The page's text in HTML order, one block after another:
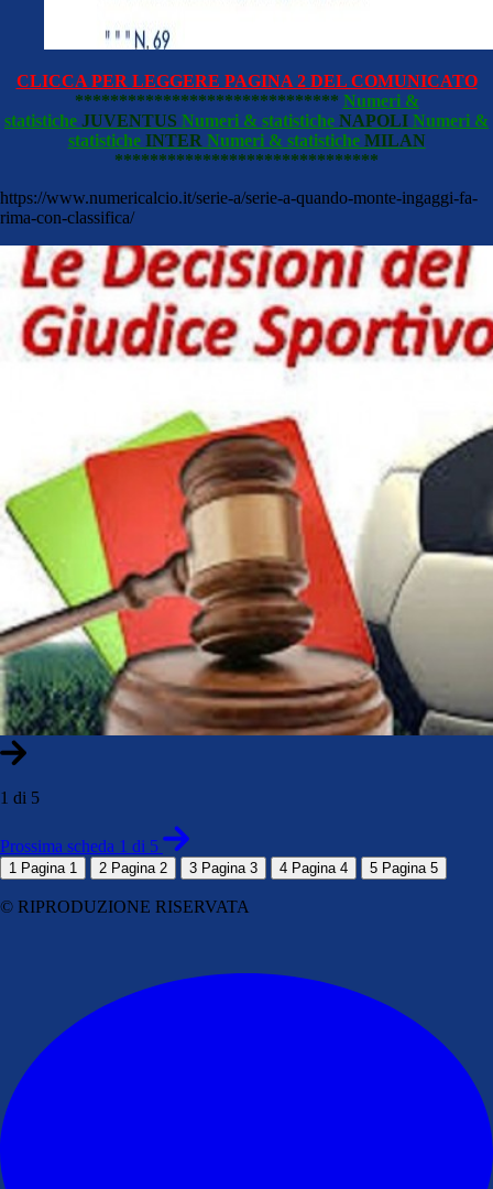
CLICCA PER LEGGERE PAGINA 2 DEL COMUNICATO
****************************** Numeri &
statistiche JUVENTUS Numeri & statistiche NAPOLI Numeri &
statistiche INTER Numeri & statistiche MILAN
******************************
https://www.numericalcio.it/serie-a/serie-a-quando-monte-ingaggi-fa-
rima-con-classifica/
1 di 5
Prossima scheda 1 di 5
1 Pagina 1 2 Pagina 2 3 Pagina 3 4 Pagina 4 5 Pagina 5
© RIPRODUZIONE RISERVATA